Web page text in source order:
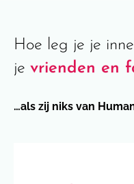
Hoe leg je je
je vrienden en
…als zij niks van